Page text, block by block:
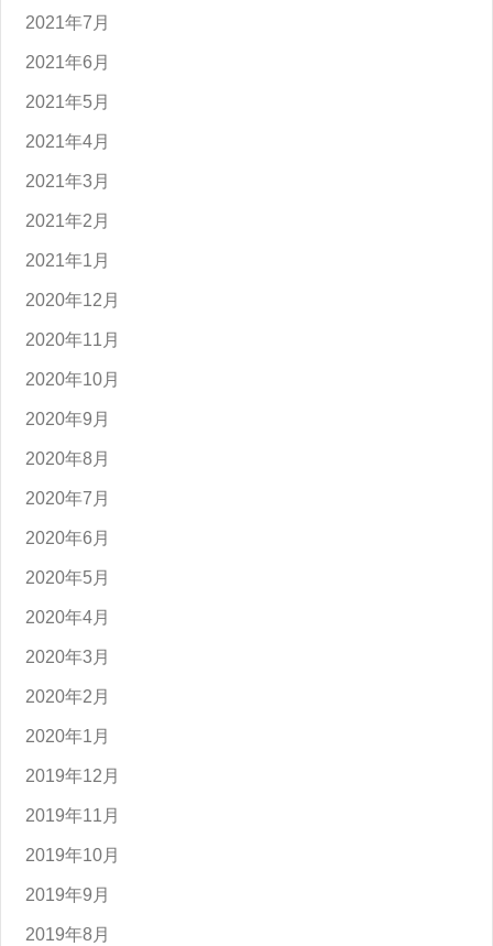
2021年7月
2021年6月
2021年5月
2021年4月
2021年3月
2021年2月
2021年1月
2020年12月
2020年11月
2020年10月
2020年9月
2020年8月
2020年7月
2020年6月
2020年5月
2020年4月
2020年3月
2020年2月
2020年1月
2019年12月
2019年11月
2019年10月
2019年9月
2019年8月